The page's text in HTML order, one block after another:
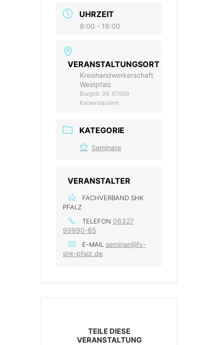
UHRZEIT
8:00 - 16:00
VERANSTALTUNGSORT
Kreishandwerkerschaft
Westpfalz
Burgstr. 39, 67659
Kaiserslautern
KATEGORIE
Seminare
VERANSTALTER
FACHVERBAND SHK
PFALZ
TELEFON 06327
99990-85
E-MAIL seminar@fv-
shk-pfalz.de
TEILE DIESE
VERANSTALTUNG